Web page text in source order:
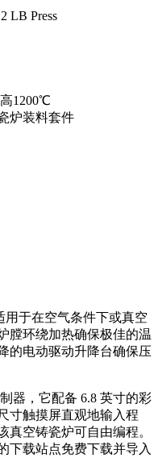
LB Press
1200℃
炉装料套件
用于在空气条件下或真空
膛环绕加热确保极佳的温
的电动驱动升降台确保压
器，它配备 6.8 英寸的彩
寸触摸屏直观地输入程
真空铸瓷炉可自由编程。
下载站点免费下载并导入